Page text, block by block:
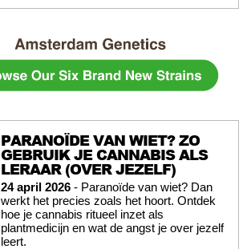
PARANOÏDE VAN WIET? ZO
GEBRUIK JE CANNABIS ALS
LERAAR (OVER JEZELF)
24 april 2026 - Paranoïde van wiet? Dan
werkt het precies zoals het hoort. Ontdek
hoe je cannabis ritueel inzet als
plantmedicijn en wat de angst je over jezelf
leert.